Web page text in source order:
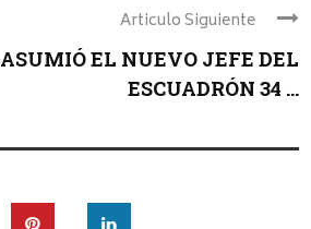
Articulo Siguiente
ASUMIÓ EL NUEVO JEFE DEL
ESCUADRÓN 34 ...